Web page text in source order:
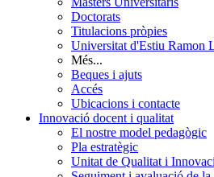
Doctorats
Titulacions pròpies
Universitat d'Estiu Ramon
Més...
Beques i ajuts
Accés
Ubicacions i contacte
Innovació docent i qualitat
El nostre model pedagògic
Pla estratègic
Unitat de Qualitat i